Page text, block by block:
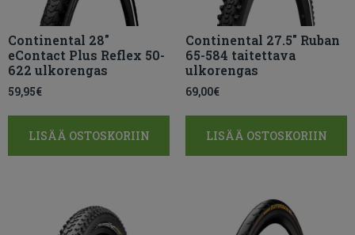
Continental 28″
eContact Plus Reflex 50-
622 ulkorengas
59,95€
LISÄÄ OSTOSKORIIN
Continental 27.5″ Ruban
65-584 taitettava
ulkorengas
69,00€
LISÄÄ OSTOSKORIIN